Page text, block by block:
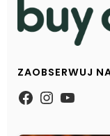
ZAOBSERWUJ
https://